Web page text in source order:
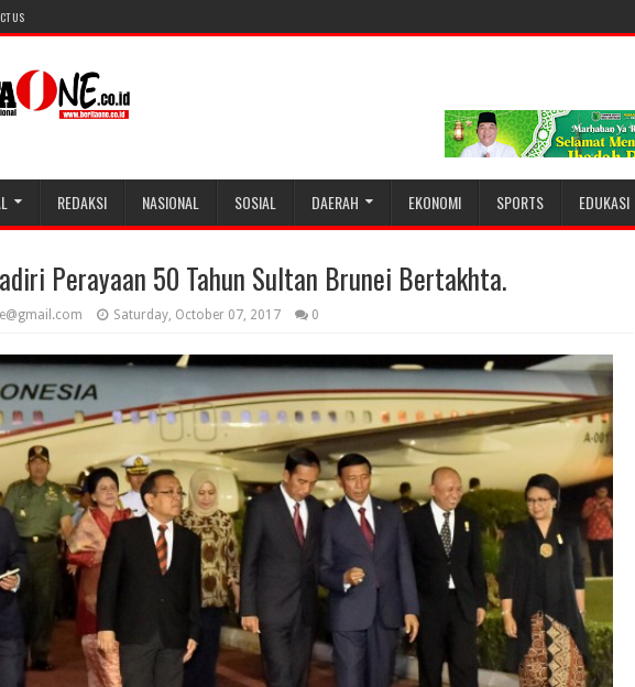
US
REDAKSI NASIONAL SOSIAL DAERAH EKONOMI SPORTS EDUKASI
Perayaan 50 Tahun Sultan Brunei Bertakhta.
Saturday, October 07, 2017 0